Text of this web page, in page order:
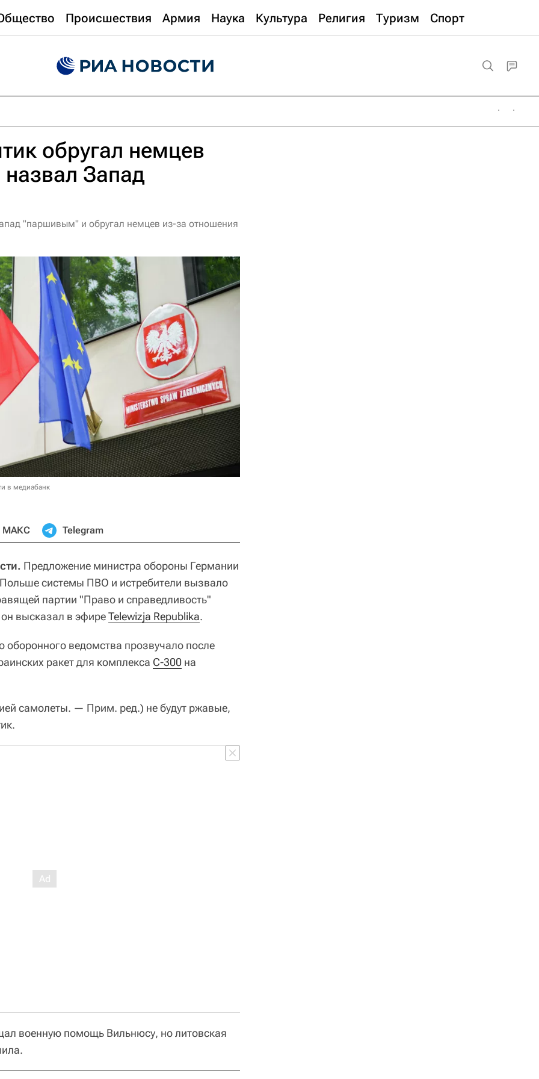
Происшествия Армия Наука Культура Религия Туризм Спорт
обругал немцев
Запад
"паршивым" и обругал немцев из-за отношения
в медиабанк
МАКС Telegram
Предложение министра обороны Германии
системы ПВО и истребители вызвало
партии "Право и справедливость"
высказал в эфиреTelewizja Republika.
ведомства прозвучало после
ракет для комплекса С-300 на
самолеты. — Прим. ред.) не будут ржавые,
военную помощь Вильнюсу, но литовская